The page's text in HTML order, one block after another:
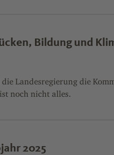
Bildung und
Landesregierung die
noch nicht alles.
2025